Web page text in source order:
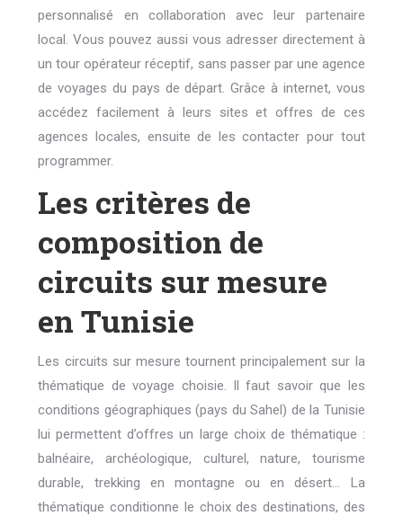
personnalisé en collaboration avec leur partenaire
local. Vous pouvez aussi vous adresser directement à
un tour opérateur réceptif, sans passer par une agence
de voyages du pays de départ. Grâce à internet, vous
accédez facilement à leurs sites et offres de ces
agences locales, ensuite de les contacter pour tout
programmer.
Les critères de
composition de
circuits sur mesure
en Tunisie
Les circuits sur mesure tournent principalement sur la
thématique de voyage choisie. Il faut savoir que les
conditions géographiques (pays du Sahel) de la Tunisie
lui permettent d’offres un large choix de thématique :
balnéaire, archéologique, culturel, nature, tourisme
durable, trekking en montagne ou en désert… La
thématique conditionne le choix des destinations, des